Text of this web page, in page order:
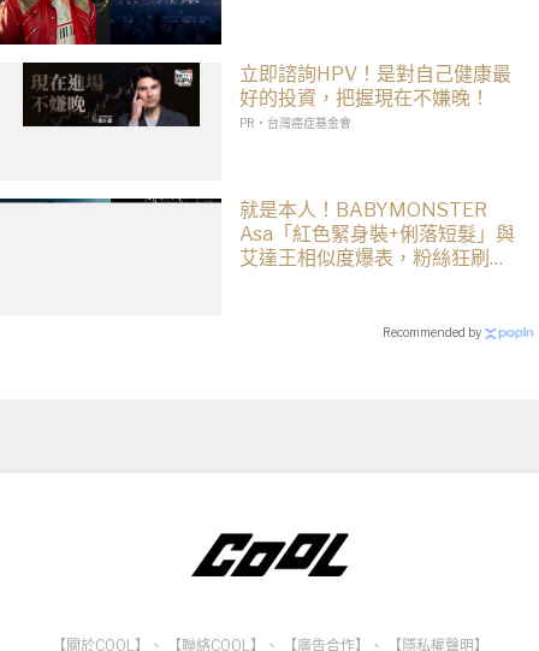
立即諮詢HPV！是對自己健康最
好的投資，把握現在不嫌晚！
PR・台灣癌症基金會
就是本人！BABYMONSTER
Asa「紅色緊身裝+俐落短髮」與
艾達王相似度爆表，粉絲狂刷
Recommended by
【關於COOL】 、 【聯絡COOL】 、 【廣告合作】 、 【隱私權聲明】